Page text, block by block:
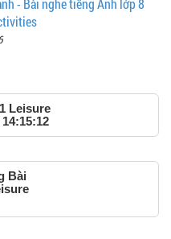
- Bài nghe tiếng Anh lớp 8
Leisure
Bài